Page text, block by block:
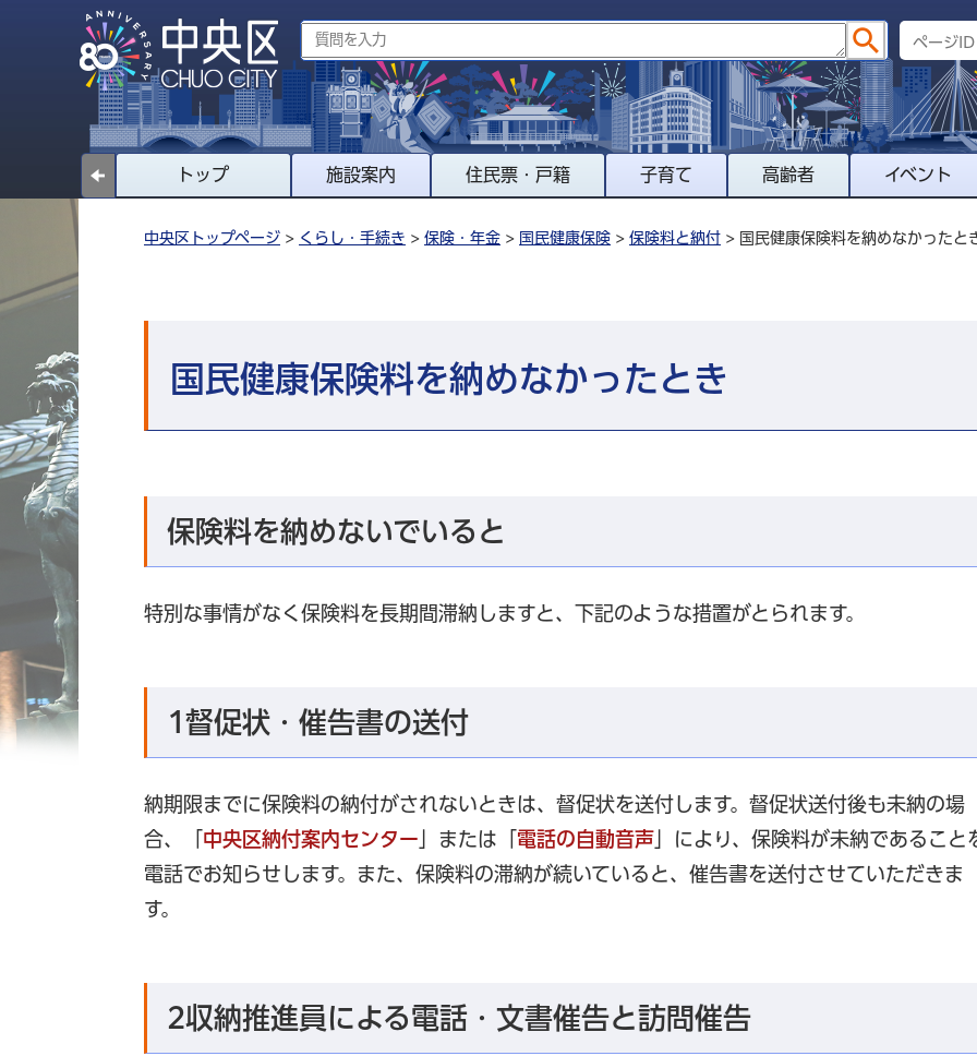
トップ 施設案内 住民票・戸籍 子育て 高齢者 イベント
中央区トップページ > くらし・手続き > 保険・年金 > 国民健康保険 > 保険料と納付 > 国民健康保険料を納めなかったと
国民健康保険料を納めなかったとき
保険料を納めないでいると
特別な事情がなく保険料を長期間滞納しますと、下記のような措置がとられます。
1督促状・催告書の送付
納期限までに保険料の納付がされないときは、督促状を送付します。督促状送付後も未納の場
合、「 中央区納付案内センター 」または「 電話の自動音声 」により、保険料が未納であること
電話でお知らせします。また、保険料の滞納が続いていると、催告書を送付させていただきま
す。
2収納推進員による電話・文書催告と訪問催告